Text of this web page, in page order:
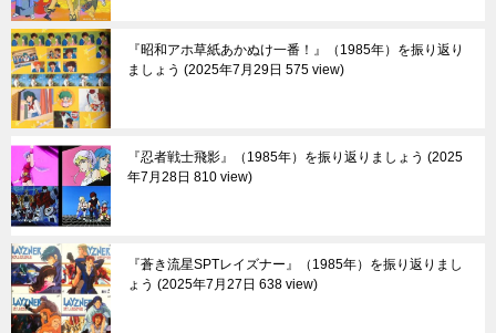
『昭和アホ草紙あかぬけ一番！』（1985年）を振り返り
ましょう
2025年7月29日 575 view
『忍者戦士飛影』（1985年）を振り返りましょう
2025
年7月28日 810 view
『蒼き流星SPTレイズナー』（1985年）を振り返りまし
ょう
2025年7月27日 638 view